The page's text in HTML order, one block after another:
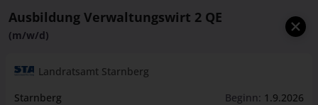
Ausbildung Verwaltungswirt 2 QE
(m/w/d)
Landratsamt Starnberg
Starnberg
Beginn: 1.9.2026